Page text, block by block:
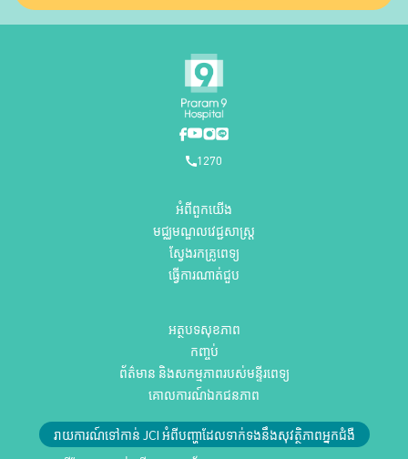
1270
អំពីពួកយើង
មជ្ឈមណ្ឌលវេជ្ជសាស្ត្រ
ស្វែងរកគ្រូពេទ្យ
ធ្វើការណាត់ជួប
អត្ថបទសុខភាព
កញ្ចប់
ព័ត៌មាន និងសកម្មភាពរបស់មន្ទីរពេទ្យ
គោលការណ៍ឯកជនភាព
រាយការណ៍ទៅកាន់ JCI អំពីបញ្ហាដែលទាក់ទងនឹងសុវត្ថិភាពអ្នកជំងឺ